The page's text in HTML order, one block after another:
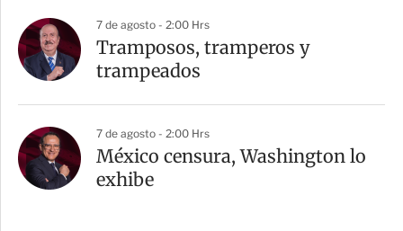
7 de agosto - 2:00 Hrs
Tramposos, tramperos y
trampeados
7 de agosto - 2:00 Hrs
México censura, Washington lo
exhibe